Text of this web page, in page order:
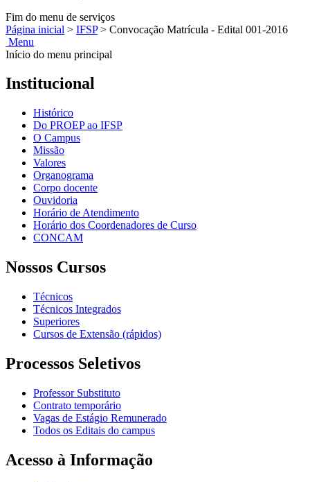
Fim do menu de serviços
Página inicial > IFSP > Convocação Matrícula - Edital 001-2016
Menu
Início do menu principal
Institucional
Histórico
Do PROEP ao IFSP
O Campus
Missão
Valores
Organograma
Corpo docente
Ouvidoria
Horário de Atendimento
Horário dos Coordenadores de Curso
CONCAM
Nossos Cursos
Técnicos
Técnicos Integrados
Superiores
Cursos de Extensão (rápidos)
Processos Seletivos
Professor Substituto
Contrato temporário
Vagas de Estágio Remunerado
Todos os Editais do campus
Acesso à Informação